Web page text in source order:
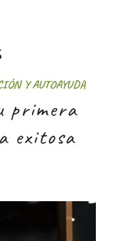
Y AUTOAYUDA
primera
exitosa